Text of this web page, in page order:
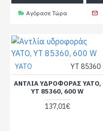
Αγόρασε Τώρα
YATO YT 85360
ΑΝΤΛΊΑ ΥΔΡΟΦΟΡΆΣ YATO,
YT 85360, 600 W
137,01€